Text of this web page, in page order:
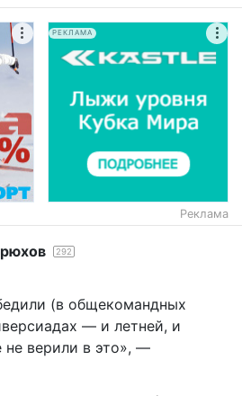
РЕКЛАМА
Реклама
292
(в общекомандных
— и летней, и
не верили в это», —